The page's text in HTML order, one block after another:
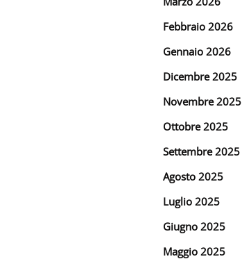
Febbraio 2026
Gennaio 2026
Dicembre 2025
Novembre 2025
Ottobre 2025
Settembre 2025
Agosto 2025
Luglio 2025
Giugno 2025
Maggio 2025